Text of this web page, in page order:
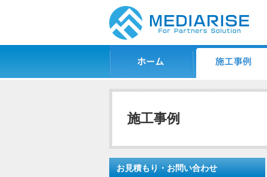
施工事例
お見積もり・お問い合わせ